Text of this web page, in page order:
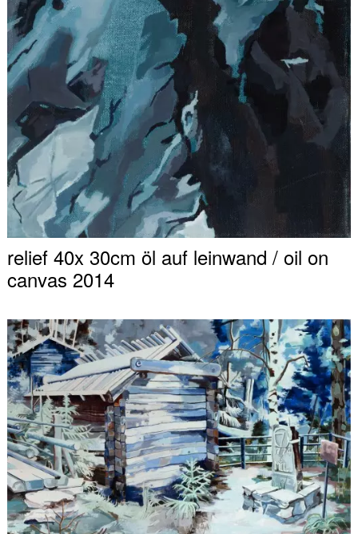
relief 40x 30cm öl auf leinwand / oil on
canvas 2014